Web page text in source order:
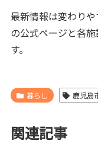
最新情報は変わり
の公式ページと各
す。
暮らし 鹿児島
関連記事